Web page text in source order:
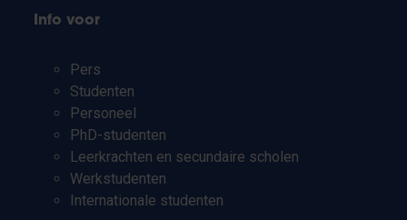
Info voor
Pers
Studenten
Personeel
PhD-studenten
Leerkrachten en secundaire scholen
Werkstudenten
Internationale studenten